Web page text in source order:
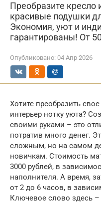
Преобразите
красивые подушки
Экономия, уют и
гарантированы! От
Опубликовано: 04 Апр 2026
Хотите преобразить
интерьер нотку уюта?
своими руками – это
потратив много денег.
сложным, но на самом
новичкам. Стоимость
3000 рублей, в
наполнителя. А время,
от 2 до 6 часов, в
Ключевое слово здесь